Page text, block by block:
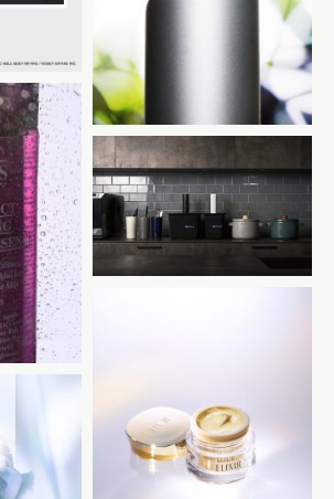
BONIQ
SHISEIDO